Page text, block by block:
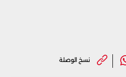
نسخ الوصلة